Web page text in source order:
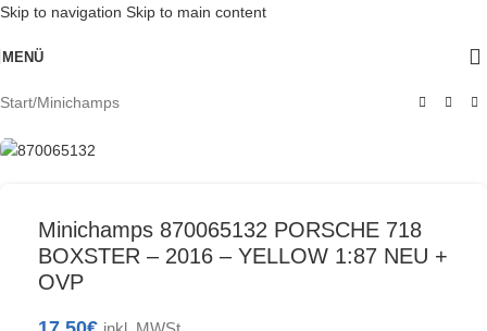
Skip to navigation Skip to main content
MENÜ
Start/Minichamps
Ausverkauft
Minichamps 870065132 PORSCHE 718
BOXSTER – 2016 – YELLOW 1:87 NEU +
OVP